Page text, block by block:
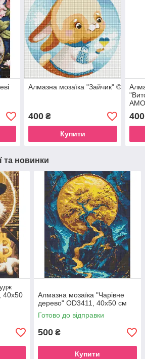
Алмазна мозаїка "Зайчик"
400₴
Купити
400
та новинки
40х50
Алмазна мозаїка "Чарівне
дерево" OD3411, 40х50 см
Готово до відправки
500 ₴
Купити